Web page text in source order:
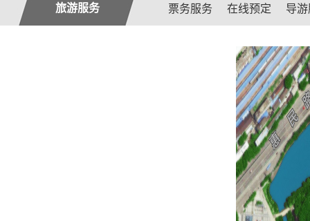
旅游服务 票务服务 在线预定 导